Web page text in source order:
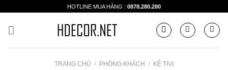
content
HOTLINE MUA HÀNG : 0878.280.280
TRANG CHỦ / PHÒNG KHÁCH / KỆ TIVI